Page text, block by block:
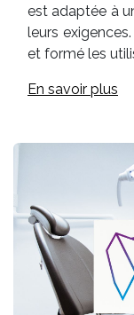
est adaptée à
leurs
et formé les
En savoir plus